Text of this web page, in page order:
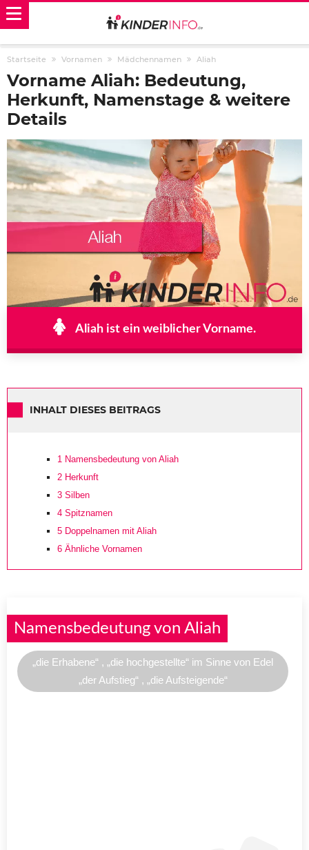
Startseite Vornamen Mädchennamen Aliah
Vorname Aliah: Bedeutung,
Herkunft, Namenstage & weitere
Details
Aliah ist ein weiblicher Vorname.
INHALT DIESES BEITRAGS
1 Namensbedeutung von Aliah
2 Herkunft
3 Silben
4 Spitznamen
5 Doppelnamen mit Aliah
6 Ähnliche Vornamen
Namensbedeutung von Aliah
„die Erhabene“ , „die hochgestellte“ im Sinne von Edel
„der Aufstieg“ , „die Aufsteigende“